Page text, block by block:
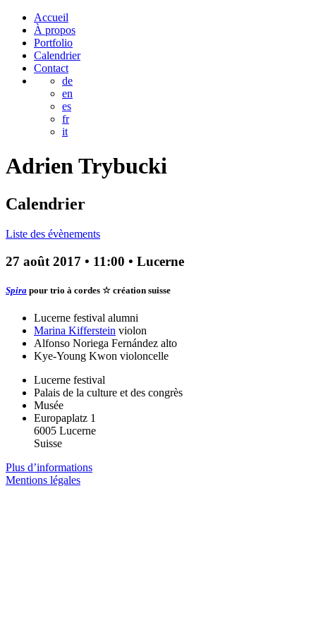
Accueil
À propos
Portfolio
Calendrier
Contact
de
en
es
fr
it
AdrienTrybucki
Calendrier
Liste des évènements
27 août 2017 • 11:00 • Lucerne
Spira pour trio à cordes ☆ création suisse
Lucerne festival alumni
Marina Kifferstein violon
Alfonso Noriega Fernández alto
Kye-Young Kwon violoncelle
Lucerne festival
Palais de la culture et des congrès
Musée
Europaplatz 1
6005 Lucerne
Suisse
Plus d’informations
Mentions légales